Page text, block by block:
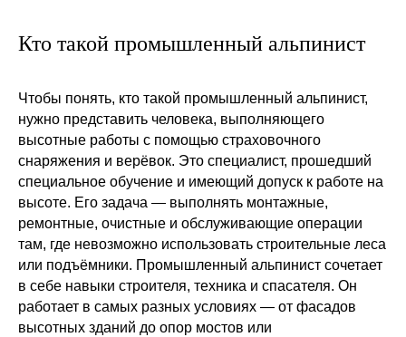
Кто такой промышленный альпинист
Чтобы понять, кто такой промышленный альпинист,
нужно представить человека, выполняющего
высотные работы с помощью страховочного
снаряжения и верёвок. Это специалист, прошедший
специальное обучение и имеющий допуск к работе на
высоте. Его задача — выполнять монтажные,
ремонтные, очистные и обслуживающие операции
там, где невозможно использовать строительные леса
или подъёмники. Промышленный альпинист сочетает
в себе навыки строителя, техника и спасателя. Он
работает в самых разных условиях — от фасадов
высотных зданий до опор мостов или